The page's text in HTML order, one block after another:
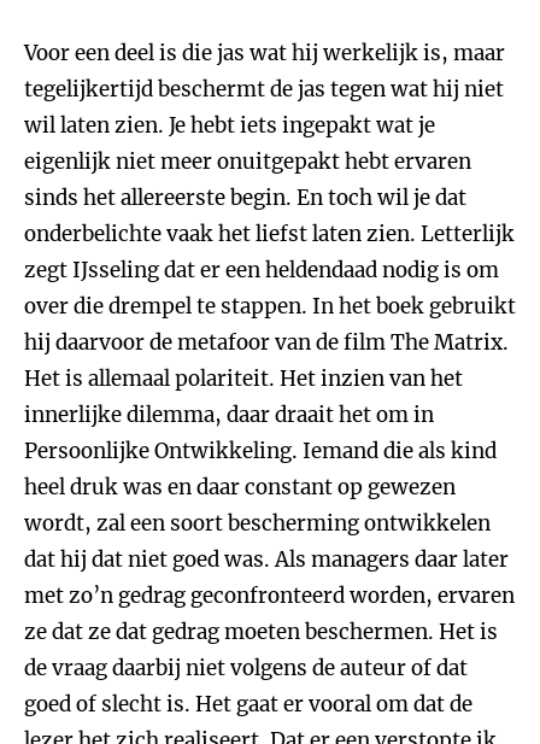
Voor een deel is die jas wat hij werkelijk is, maar
tegelijkertijd beschermt de jas tegen wat hij niet
wil laten zien. Je hebt iets ingepakt wat je
eigenlijk niet meer onuitgepakt hebt ervaren
sinds het allereerste begin. En toch wil je dat
onderbelichte vaak het liefst laten zien. Letterlijk
zegt IJsseling dat er een heldendaad nodig is om
over die drempel te stappen. In het boek gebruikt
hij daarvoor de metafoor van de film The Matrix.
Het is allemaal polariteit. Het inzien van het
innerlijke dilemma, daar draait het om in
Persoonlijke Ontwikkeling. Iemand die als kind
heel druk was en daar constant op gewezen
wordt, zal een soort bescherming ontwikkelen
dat hij dat niet goed was. Als managers daar later
met zo’n gedrag geconfronteerd worden, ervaren
ze dat ze dat gedrag moeten beschermen. Het is
de vraag daarbij niet volgens de auteur of dat
goed of slecht is. Het gaat er vooral om dat de